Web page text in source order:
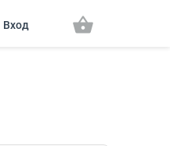
Вход shopping_basket